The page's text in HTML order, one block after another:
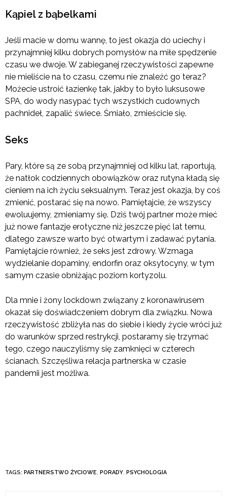
Kąpiel z bąbelkami
Jeśli macie w domu wannę, to jest okazja do uciechy i
przynajmniej kilku dobrych pomysłów na miłe spędzenie
czasu we dwoje. W zabieganej rzeczywistości zapewne
nie mieliście na to czasu, czemu nie znaleźć go teraz?
Możecie ustroić łazienkę tak, jakby to było luksusowe
SPA, do wody nasypać tych wszystkich cudownych
pachnideł, zapalić świece. Śmiało, zmieścicie się.
Seks
Pary, które są ze sobą przynajmniej od kilku lat, raportują,
że natłok codziennych obowiązków oraz rutyna kładą się
cieniem na ich życiu seksualnym. Teraz jest okazja, by coś
zmienić, postarać się na nowo. Pamiętajcie, że wszyscy
ewoluujemy, zmieniamy się. Dziś twój partner może mieć
już nowe fantazje erotyczne niż jeszcze pięć lat temu,
dlatego zawsze warto być otwartym i zadawać pytania.
Pamiętajcie również, że seks jest zdrowy. Wzmaga
wydzielanie dopaminy, endorfin oraz oksytocyny, w tym
samym czasie obniżając poziom kortyzolu.
Dla mnie i żony lockdown związany z koronawirusem
okazał się doświadczeniem dobrym dla związku. Nowa
rzeczywistość zbliżyła nas do siebie i kiedy życie wróci już
do warunków sprzed restrykcji, postaramy się trzymać
tego, czego nauczyliśmy się zamknięci w czterech
ścianach. Szczęśliwa relacja partnerska w czasie
pandemii jest możliwa.
TAGS: PARTNERSTWO ŻYCIOWE, PORADY, PSYCHOLOGIA